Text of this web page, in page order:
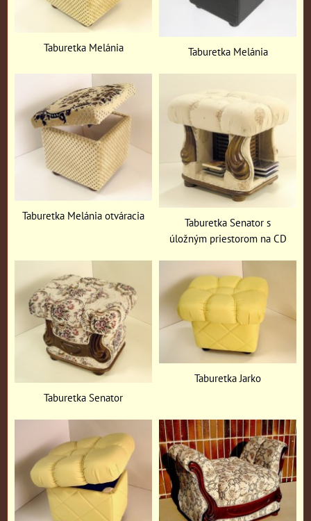
Taburetka Melánia Taburetka Melánia
Taburetka Melánia otváracia
Taburetka Senator s
úložným priestorom na CD
Taburetka Senator
Taburetka Jarko